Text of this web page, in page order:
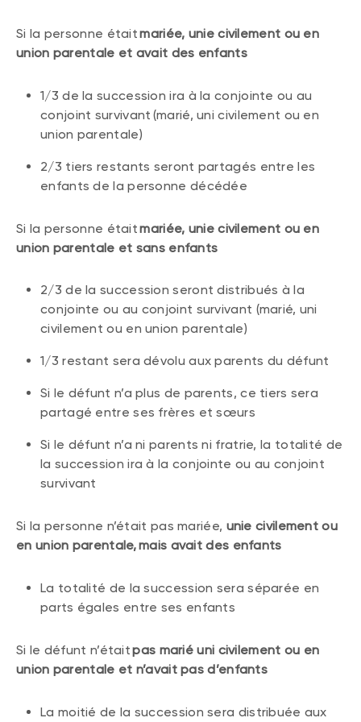
Si la personne étaitmariée, unie civilement ou en
union parentale et avait des enfants
1/3 de la succession ira à la conjointe ou au
conjoint survivant (marié, uni civilement ou en
union parentale)
2/3 tiers restants seront partagés entre les
enfants de la personne décédée
Si la personne étaitmariée, unie civilement ou en
union parentale et sans enfants
2/3 de la succession seront distribués à la
conjointe ou au conjoint survivant (marié, uni
civilement ou en union parentale)
1/3 restant sera dévolu aux parents du défunt
Si le défunt n’a plus de parents, ce tiers sera
partagé entre ses frères et sœurs
Si le défunt n’a ni parents ni fratrie, la totalité de
la succession ira à la conjointe ou au conjoint
survivant
Si la personne n’était pas mariée, unie civilement ou
en union parentale, mais avait des enfants
La totalité de la succession sera séparée en
parts égales entre ses enfants
Si le défunt n’étaitpas marié uni civilement ou en
union parentale et n’avait pas d’enfants
La moitié de la succession sera distribuée aux